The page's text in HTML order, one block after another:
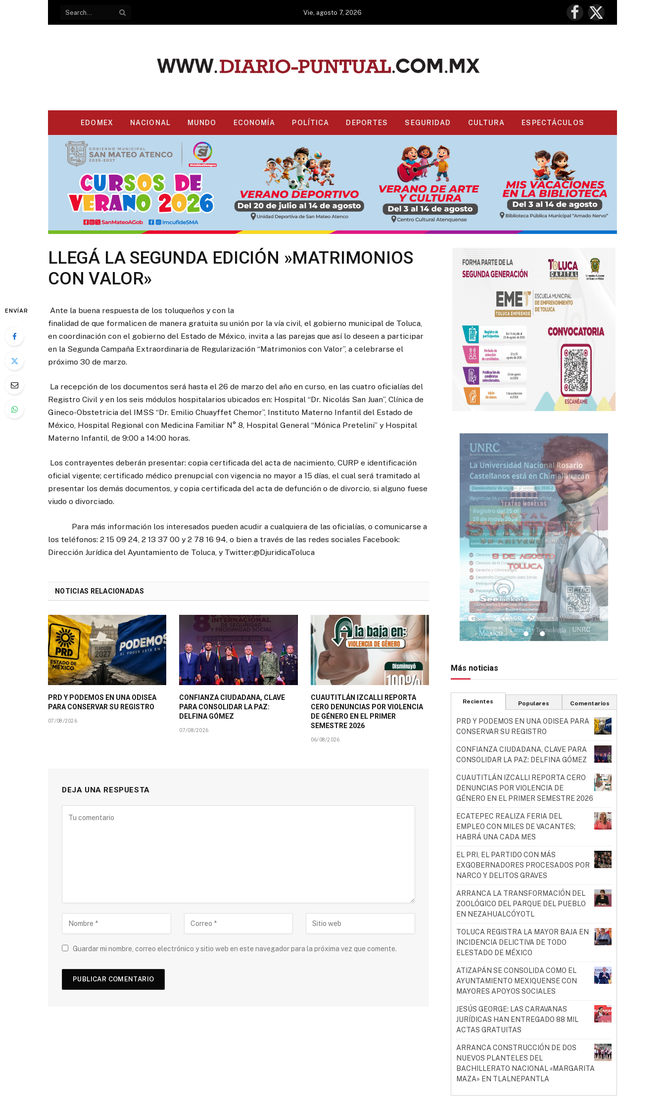
Vie, agosto 7, 2026
Facebook
X
(Twitter)
EDOMEX NACIONAL MUNDO ECONOMÍA POLÍTICA DEPORTES SEGURIDAD CULTURA ESPECTÁCULOS
LLEGÁ LA SEGUNDA EDICIÓN »MATRIMONIOS
CON VALOR»
ENVÍAR
Ante la buena respuesta de los toluqueños y con la
finalidad de que formalicen de manera gratuita su unión por la vía civil, el gobierno municipal de Toluca,
en coordinación con el gobierno del Estado de México, invita a las parejas que así lo deseen a participar
en la Segunda Campaña Extraordinaria de Regularización “Matrimonios con Valor”, a celebrarse el
próximo 30 de marzo.
La recepción de los documentos será hasta el 26 de marzo del año en curso, en las cuatro oficialías del
Registro Civil y en los seis módulos hospitalarios ubicados en: Hospital “Dr. Nicolás San Juan”, Clínica de
Gineco-Obstetricia del IMSS “Dr. Emilio Chuayffet Chemor”, Instituto Materno Infantil del Estado de
México, Hospital Regional con Medicina Familiar N° 8, Hospital General “Mónica Pretelini” y Hospital
Materno Infantil, de 9:00 a 14:00 horas.
Los contrayentes deberán presentar: copia certificada del acta de nacimiento, CURP e identificación
oficial vigente; certificado médico prenupcial con vigencia no mayor a 15 días, el cual será tramitado al
presentar los demás documentos, y copia certificada del acta de defunción o de divorcio, si alguno fuese
viudo o divorciado.
Para más información los interesados pueden acudir a cualquiera de las oficialías, o comunicarse a
los teléfonos: 2 15 09 24, 2 13 37 00 y 2 78 16 94, o bien a través de las redes sociales Facebook:
Dirección Jurídica del Ayuntamiento de Toluca, y Twitter:@DjuridicaToluca
NOTICIAS RELACIONADAS
PRD Y PODEMOS EN UNA ODISEA
PARA CONSERVAR SU REGISTRO
07/08/2026
CONFIANZA CIUDADANA, CLAVE
PARA CONSOLIDAR LA PAZ:
DELFINA GÓMEZ
07/08/2026
CUAUTITLÁN IZCALLI REPORTA
CERO DENUNCIAS POR VIOLENCIA
DE GÉNERO EN EL PRIMER
SEMESTRE 2026
06/08/2026
DEJA UNA RESPUESTA
Guardar mi nombre, correo electrónico y sitio web en este navegador para la próxima vez que comente.
Más noticias
Recientes Populares Comentarios
PRD Y PODEMOS EN UNA ODISEA PARA
CONSERVAR SU REGISTRO
CONFIANZA CIUDADANA, CLAVE PARA
CONSOLIDAR LA PAZ: DELFINA GÓMEZ
CUAUTITLÁN IZCALLI REPORTA CERO
DENUNCIAS POR VIOLENCIA DE
GÉNERO EN EL PRIMER SEMESTRE 2026
ECATEPEC REALIZA FERIA DEL
EMPLEO CON MILES DE VACANTES;
HABRÁ UNA CADA MES
EL PRI, EL PARTIDO CON MÁS
EXGOBERNADORES PROCESADOS POR
NARCO Y DELITOS GRAVES
ARRANCA LA TRANSFORMACIÓN DEL
ZOOLÓGICO DEL PARQUE DEL PUEBLO
EN NEZAHUALCÓYOTL
TOLUCA REGISTRA LA MAYOR BAJA EN
INCIDENCIA DELICTIVA DE TODO
ELESTADO DE MÉXICO
ATIZAPÁN SE CONSOLIDA COMO EL
AYUNTAMIENTO MEXIQUENSE CON
MAYORES APOYOS SOCIALES
JESÚS GEORGE: LAS CARAVANAS
JURÍDICAS HAN ENTREGADO 88 MIL
ACTAS GRATUITAS
ARRANCA CONSTRUCCIÓN DE DOS
NUEVOS PLANTELES DEL
BACHILLERATO NACIONAL «MARGARITA
MAZA» EN TLALNEPANTLA